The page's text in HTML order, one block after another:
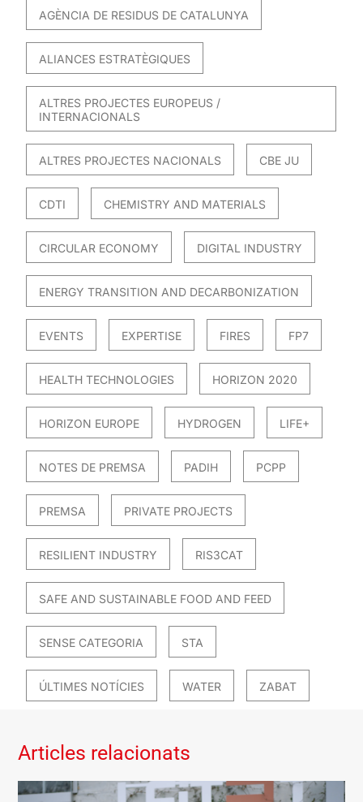
AGÈNCIA DE RESIDUS DE CATALUNYA
ALIANCES ESTRATÈGIQUES
ALTRES PROJECTES EUROPEUS /
INTERNACIONALS
ALTRES PROJECTES NACIONALS CBE JU
CDTI CHEMISTRY AND MATERIALS
CIRCULAR ECONOMY DIGITAL INDUSTRY
ENERGY TRANSITION AND DECARBONIZATION
EVENTS EXPERTISE FIRES FP7
HEALTH TECHNOLOGIES HORIZON 2020
HORIZON EUROPE HYDROGEN LIFE+
NOTES DE PREMSA PADIH PCPP
PREMSA PRIVATE PROJECTS
RESILIENT INDUSTRY RIS3CAT
SAFE AND SUSTAINABLE FOOD AND FEED
SENSE CATEGORIA STA
ÚLTIMES NOTÍCIES WATER ZABAT
Articles relacionats